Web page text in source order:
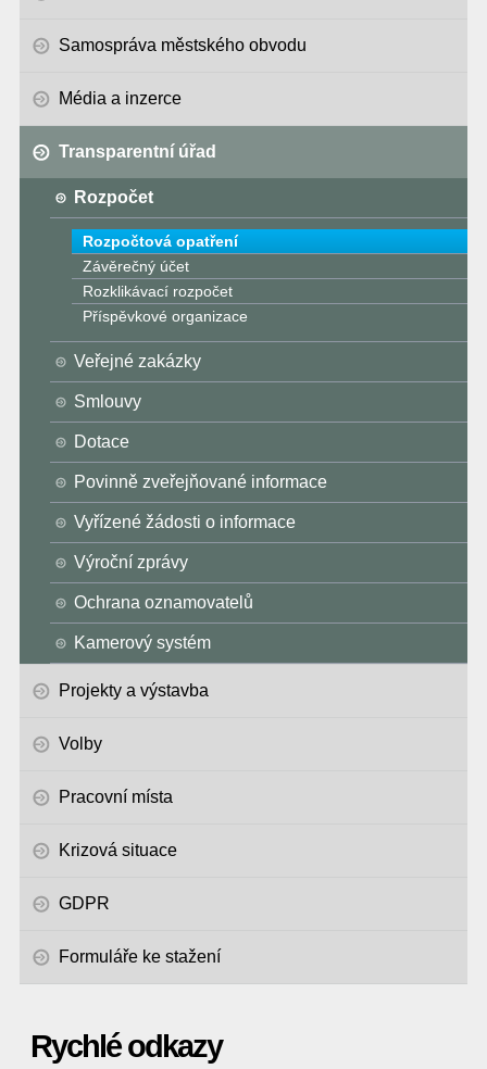
Samospráva městského obvodu
Média a inzerce
Transparentní úřad
Rozpočet
Rozpočtová opatření
Závěrečný účet
Rozklikávací rozpočet
Příspěvkové organizace
Veřejné zakázky
Smlouvy
Dotace
Povinně zveřejňované informace
Vyřízené žádosti o informace
Výroční zprávy
Ochrana oznamovatelů
Kamerový systém
Projekty a výstavba
Volby
Pracovní místa
Krizová situace
GDPR
Formuláře ke stažení
Rychlé odkazy